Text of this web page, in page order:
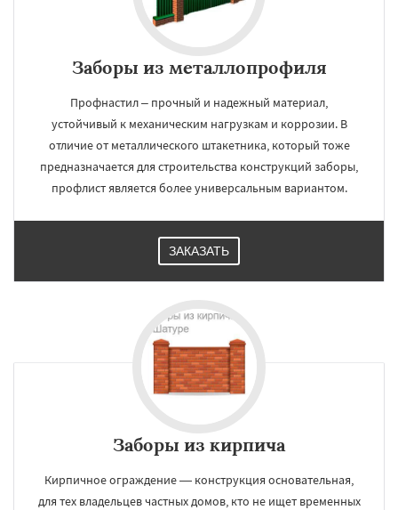
Заборы из металлопрофиля
Профнастил – прочный и надежный материал,
устойчивый к механическим нагрузкам и коррозии. В
отличие от металлического штакетника, который тоже
предназначается для строительства конструкций заборы,
профлист является более универсальным вариантом.
ЗАКАЗАТЬ
Заборы из кирпича
Кирпичное ограждение — конструкция основательная,
для тех владельцев частных домов, кто не ищет временных